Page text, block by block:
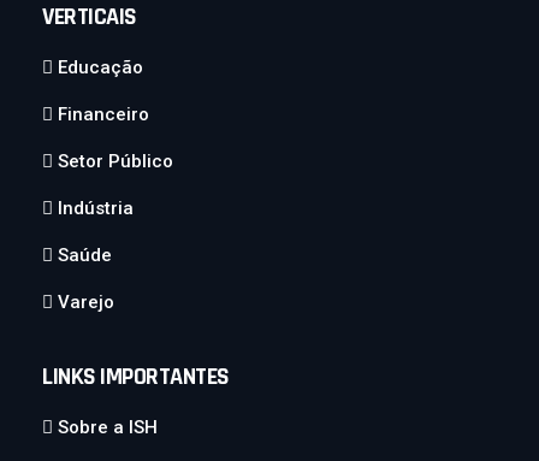
VERTICAIS
Educação
Financeiro
Setor Público
Indústria
Saúde
Varejo
LINKS IMPORTANTES
Sobre a ISH